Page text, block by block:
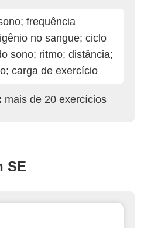
frequência
no sangue; ciclo
sono; ritmo; distância;
carga de exercício
mais de 20 exercícios
SE